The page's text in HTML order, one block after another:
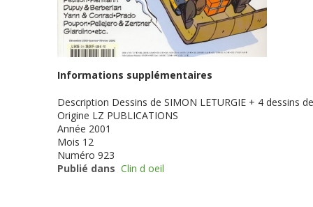
Informations supplémentaires
Description Dessins de SIMON LETURGIE + 4 dessins
Origine LZ PUBLICATIONS
Année 2001
Mois 12
Numéro 923
Publié dans Clin d oeil